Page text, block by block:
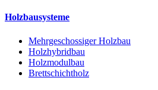
Holzbausysteme
Mehrgeschossiger Holzbau
Holzhybridbau
Holzmodulbau
Brettschichtholz